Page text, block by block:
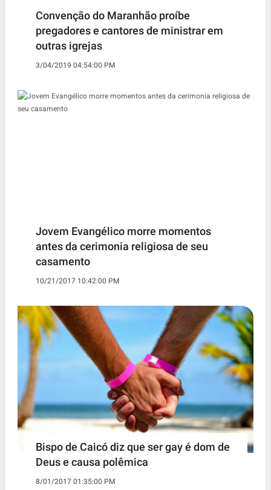
Convenção do Maranhão proíbe
pregadores e cantores de ministrar em
outras igrejas
3/04/2019 04:54:00 PM
Jovem Evangélico morre momentos
antes da cerimonia religiosa de seu
casamento
10/21/2017 10:42:00 PM
Bispo de Caicó diz que ser gay é dom de
Deus e causa polêmica
8/01/2017 01:35:00 PM